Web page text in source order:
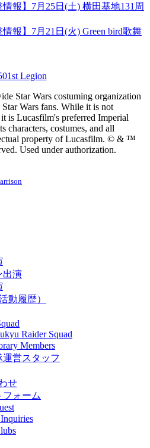
情報】7月25日(土) 横田基地131周
情報】7月21日(火) Green bird歌舞
Star Wars costuming organization
Wars fans. While it is not
is Lucasfilm's preferred Imperial
characters, costumes, and all
property of Lucasfilm. © & ™
Used under authorization.
出演
動履歴）
Raider Squad
Members
営スタッフ
せ
フォーム